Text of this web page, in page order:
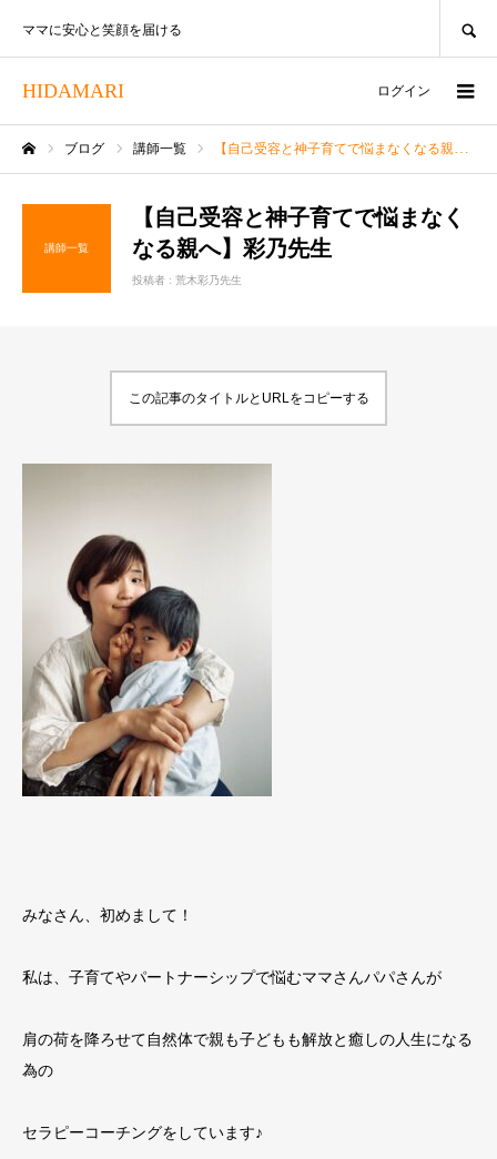
HIDAMARI
ママに安心と笑顔を届ける
ログイン
ブログ 講師一覧 【自己受容と神子育てで悩まなくなる親へ】彩乃先生
講師一覧
【自己受容と神子育てで悩まなく
なる親へ】彩乃先生
投稿者 : 荒木彩乃先生
この記事のタイトルとURLをコピーする
みなさん、初めまして！
私は、子育てやパートナーシップで悩むママさんパパさんが
肩の荷を降ろせて自然体で親も子どもも解放と癒しの人生になる
為の
セラピーコーチングをしています♪